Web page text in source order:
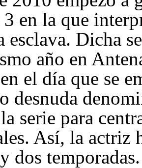
en la que
esclava. Dicha
año en
el día que se
desnuda
serie para
Así, la actriz
dos temporadas.